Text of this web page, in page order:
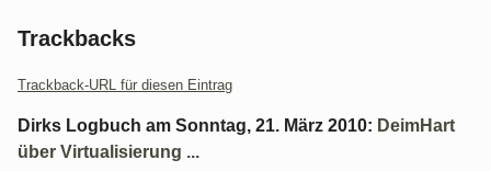
Trackbacks
Trackback-URL für diesen Eintrag
Dirks Logbuch am Sonntag, 21. März 2010: DeimHart
über Virtualisierung ...